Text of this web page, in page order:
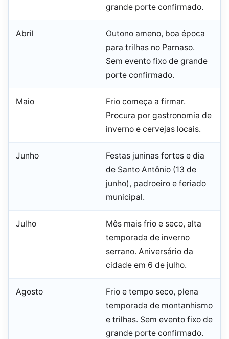
grande porte confirmado.
Abril
Outono ameno, boa época
para trilhas no Parnaso.
Sem evento fixo de grande
porte confirmado.
Maio
Frio começa a firmar.
Procura por gastronomia de
inverno e cervejas locais.
Junho
Festas juninas fortes e dia
de Santo Antônio (13 de
junho), padroeiro e feriado
municipal.
Julho
Mês mais frio e seco, alta
temporada de inverno
serrano. Aniversário da
cidade em 6 de julho.
Agosto
Frio e tempo seco, plena
temporada de montanhismo
e trilhas. Sem evento fixo de
grande porte confirmado.